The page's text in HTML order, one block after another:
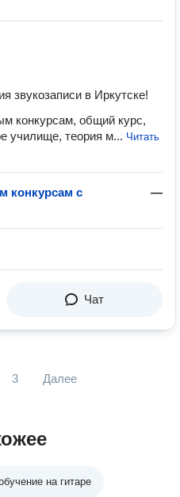
звукозаписи в Иркутске!
конкурсам, общий курс,
училище, теория м... Читать
конкурсам с
—
Чат
3 Далее
на гитаре